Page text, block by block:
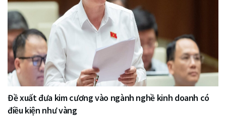
Đề xuất đưa kim cương vào ngành nghề kinh doanh có
điều kiện như vàng